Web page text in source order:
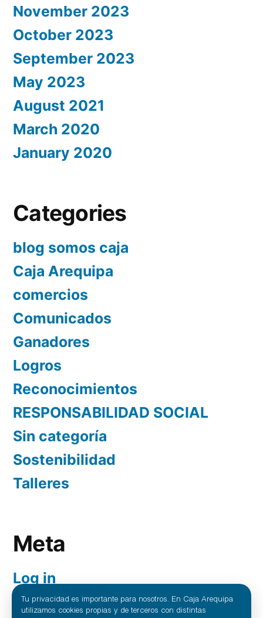
November 2023
October 2023
September 2023
May 2023
August 2021
March 2020
January 2020
Categories
blog somos caja
Caja Arequipa
comercios
Comunicados
Ganadores
Logros
Reconocimientos
RESPONSABILIDAD SOCIAL
Sin categoría
Sostenibilidad
Talleres
Meta
Log in
Entries feed
Tu privacidad es importante para nosotros. En Caja Arequipa
utilizamos cookies propias y de terceros con distintas